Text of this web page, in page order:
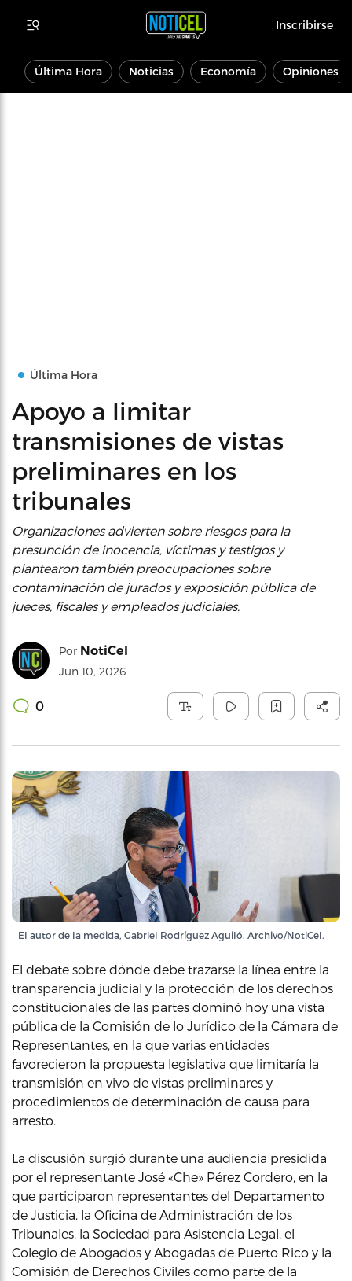
Inscribirse
Última Hora Noticias Economía Opiniones
Última Hora
Apoyo a limitar
transmisiones de vistas
preliminares en los
tribunales
Organizaciones advierten sobre riesgos para la
presunción de inocencia, víctimas y testigos y
plantearon también preocupaciones sobre
contaminación de jurados y exposición pública de
jueces, fiscales y empleados judiciales.
Por NotiCel
Jun 10, 2026
0
El autor de la medida, Gabriel Rodríguez Aguiló. Archivo/NotiCel.
El debate sobre dónde debe trazarse la línea entre la
transparencia judicial y la protección de los derechos
constitucionales de las partes dominó hoy una vista
pública de la Comisión de lo Jurídico de la Cámara de
Representantes, en la que varias entidades
favorecieron la propuesta legislativa que limitaría la
transmisión en vivo de vistas preliminares y
procedimientos de determinación de causa para
arresto.
La discusión surgió durante una audiencia presidida
por el representante José «Che» Pérez Cordero, en la
que participaron representantes del Departamento
de Justicia, la Oficina de Administración de los
Tribunales, la Sociedad para Asistencia Legal, el
Colegio de Abogados y Abogadas de Puerto Rico y la
Comisión de Derechos Civiles como parte de la